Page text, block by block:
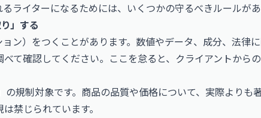
ライターになるためには、いくつかの守るべきルールがあ
」する
ン）をつくことがあります。数値やデータ、成分、法律
て確認してください。ここを怠ると、クライアントから
規制対象です。商品の品質や価格について、実際よりも
禁じられています。